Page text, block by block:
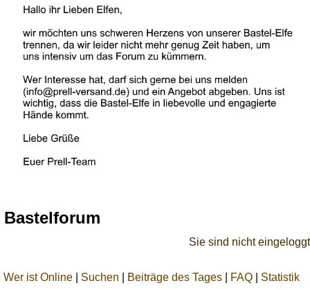
Bastelforum
Sie sind nicht eingeloggt
Wer ist Online Suchen Beiträge des Tages FAQ Statistik